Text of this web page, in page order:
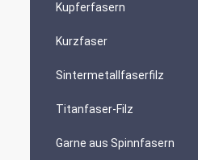
Kupferfasern
Kurzfaser
Sintermetallfaserfilz
Titanfaser-Filz
Garne aus Spinnfasern